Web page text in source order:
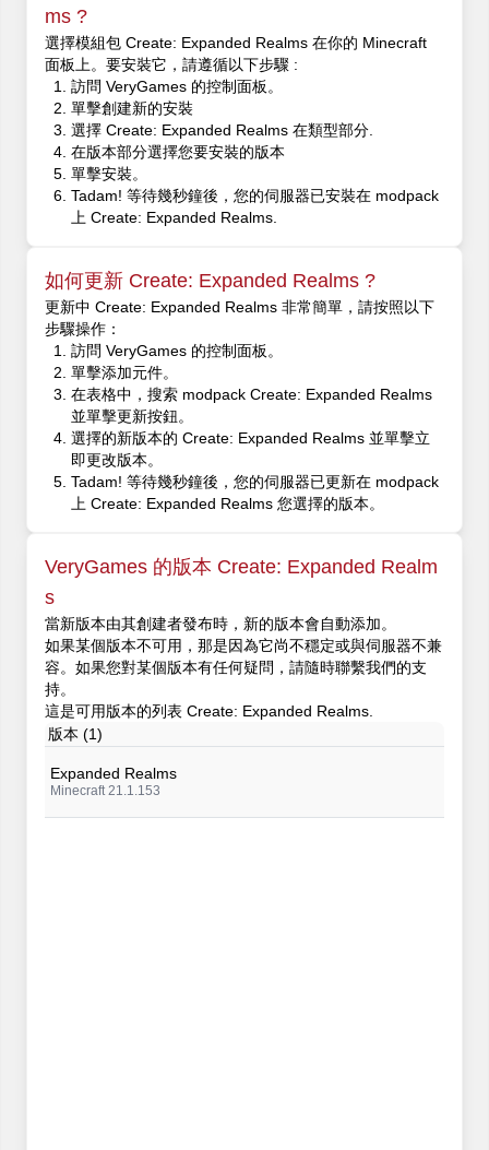
ms ?
選擇模組包 Create: Expanded Realms 在你的 Minecraft
面板上。要安裝它，請遵循以下步驟 :
訪問 VeryGames 的控制面板。
單擊創建新的安裝
選擇 Create: Expanded Realms 在類型部分.
在版本部分選擇您要安裝的版本
單擊安裝。
Tadam! 等待幾秒鐘後，您的伺服器已安裝在 modpack
上 Create: Expanded Realms.
如何更新 Create: Expanded Realms ?
更新中 Create: Expanded Realms 非常簡單，請按照以下
步驟操作：
訪問 VeryGames 的控制面板。
單擊添加元件。
在表格中，搜索 modpack Create: Expanded Realms
並單擊更新按鈕。
選擇的新版本的 Create: Expanded Realms 並單擊立
即更改版本。
Tadam! 等待幾秒鐘後，您的伺服器已更新在 modpack
上 Create: Expanded Realms 您選擇的版本。
VeryGames 的版本 Create: Expanded Realm
s
當新版本由其創建者發布時，新的版本會自動添加。
如果某個版本不可用，那是因為它尚不穩定或與伺服器不兼
容。如果您對某個版本有任何疑問，請隨時聯繫我們的支
持。
這是可用版本的列表 Create: Expanded Realms.
版本 (1)
Expanded Realms
Minecraft 21.1.153